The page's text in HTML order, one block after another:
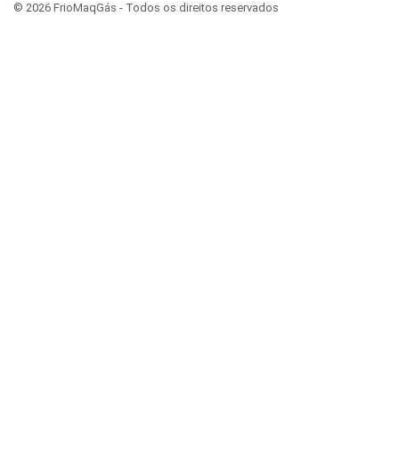
© 2026 FrioMaqGás - Todos os direitos reservados